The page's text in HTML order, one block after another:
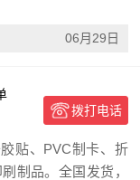
06月29日
拨打电话
贴、PVC制卡、折
制品。全国发货，